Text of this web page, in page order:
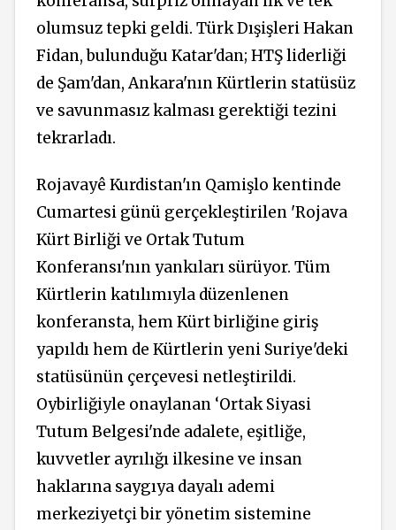
olumsuz tepki geldi. Türk Dışişleri Hakan
Fidan, bulunduğu Katar'dan; HTŞ liderliği
de Şam'dan, Ankara'nın Kürtlerin statüsüz
ve savunmasız kalması gerektiği tezini
tekrarladı.
Rojavayê Kurdistan'ın Qamişlo kentinde
Cumartesi günü gerçekleştirilen 'Rojava
Kürt Birliği ve Ortak Tutum
Konferansı'nın yankıları sürüyor. Tüm
Kürtlerin katılımıyla düzenlenen
konferansta, hem Kürt birliğine giriş
yapıldı hem de Kürtlerin yeni Suriye'deki
statüsünün çerçevesi netleştirildi.
Oybirliğiyle onaylanan ‘Ortak Siyasi
Tutum Belgesi'nde adalete, eşitliğe,
kuvvetler ayrılığı ilkesine ve insan
haklarına saygıya dayalı ademi
merkeziyetçi bir yönetim sistemine